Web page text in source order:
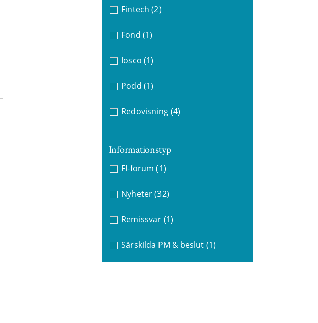
Fintech (2)
Fond (1)
Iosco (1)
Podd (1)
Redovisning (4)
Informationstyp
FI-forum (1)
Nyheter (32)
Remissvar (1)
Särskilda PM & beslut (1)